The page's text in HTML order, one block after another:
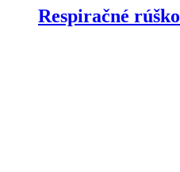
Respiračné